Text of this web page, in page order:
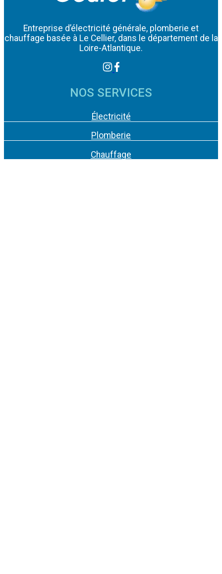
Entreprise d’électricité générale, plomberie et
chauffage basée à Le Cellier, dans le département de la
Loire-Atlantique.
NOS SERVICES
Électricité
Plomberie
Chauffage